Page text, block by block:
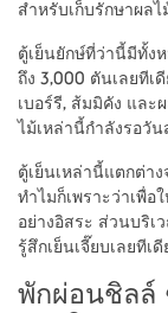
สำหรับเก็บรักษาผล
ตู้เย็นยักษ์ที่ว่านี้มีทั้ง
ถึง 3,000 ตันเลยทีเ
เบอร์รี, ส้มมิคัง และ
ไม้เหล่านี้กำลังรอวั
ตู้เย็นเหล่านี้แตกต่า
ทำไมก็เพราะว่าเพื่
อย่างอิสระ ส่วนบริ
รู้สึกเย็นเจี๊ยบเลยทีเดี
พักผ่อนชิลล์